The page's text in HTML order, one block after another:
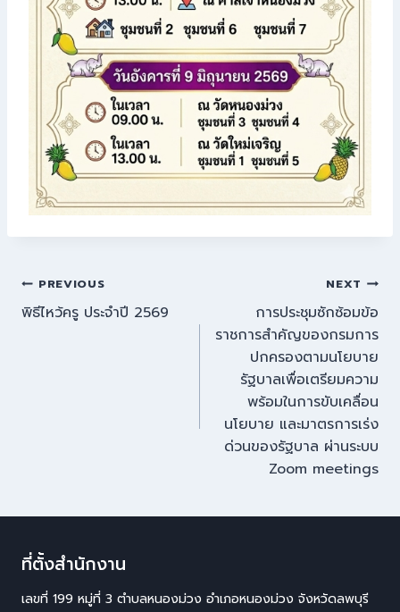
PREVIOUS
พิธีไหว้ครู ประจำปี 2569
NEXT
การประชุมซักซ้อมข้อ
ราชการสำคัญของกรมการ
ปกครองตามนโยบาย
รัฐบาลเพื่อเตรียมความ
พร้อมในการขับเคลื่อน
นโยบาย และมาตรการเร่ง
ด่วนของรัฐบาล ผ่านระบบ
Zoom meetings
ที่ตั้งสำนักงาน
เลขที่ 199 หมู่ที่ 3 ตำบลหนองม่วง อำเภอหนองม่วง จังหวัดลพบุรี